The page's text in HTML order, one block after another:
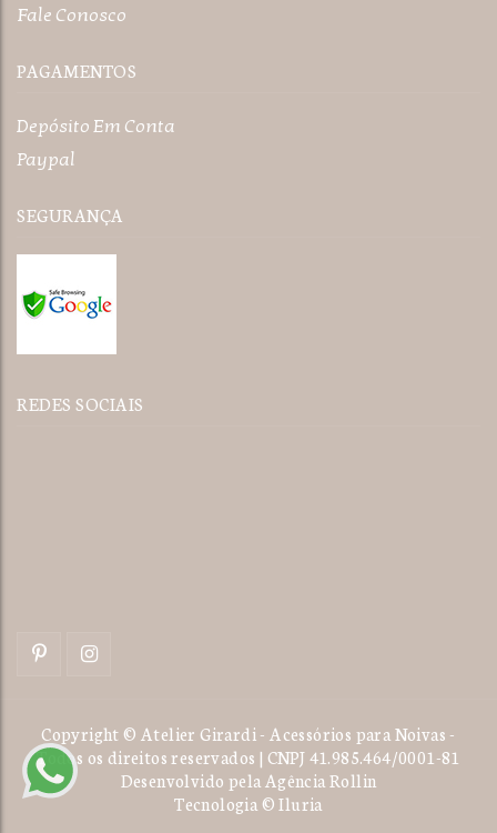
Fale Conosco
PAGAMENTOS
Depósito Em Conta
Paypal
SEGURANÇA
REDES SOCIAIS
Copyright © Atelier Girardi - Acessórios para Noivas -
Todos os direitos reservados | CNPJ 41.985.464/0001-81
Desenvolvido pela Agência Rollin
Tecnologia © Iluria